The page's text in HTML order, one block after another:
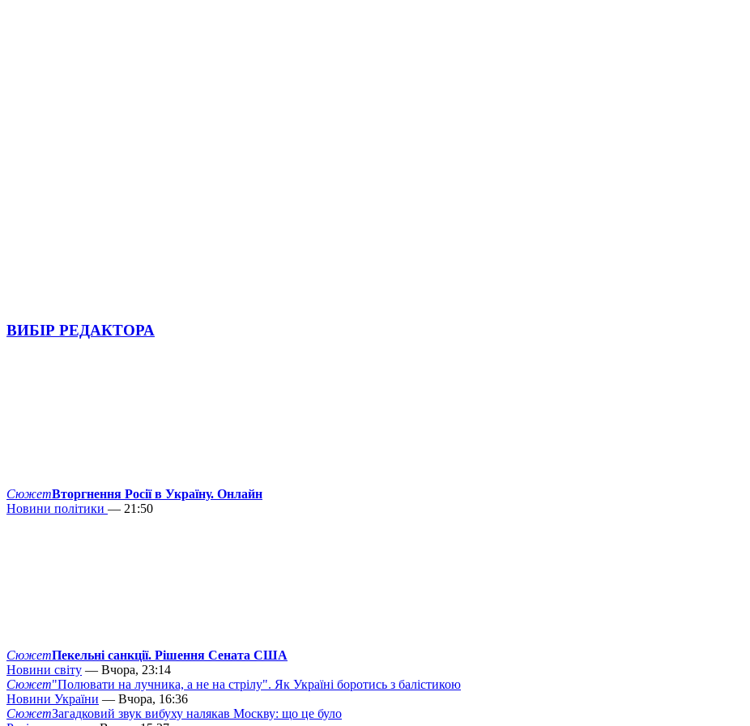
ВИБІР РЕДАКТОРА
СюжетВторгнення Росії в Україну. Онлайн
Новини політики — 21:50
СюжетПекельні санкції. Рішення Сената США
Новини світу — Вчора, 23:14
Сюжет"Полювати на лучника, а не на стрілу". Як Україні боротись з балістикою
Новини України — Вчора, 16:36
СюжетЗагадковий звук вибуху налякав Москву: що це було